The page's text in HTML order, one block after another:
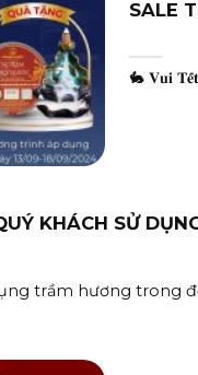
SALE
🐇 𝐕𝐮𝐢
KHÁCH SỬ
trầm hương trong